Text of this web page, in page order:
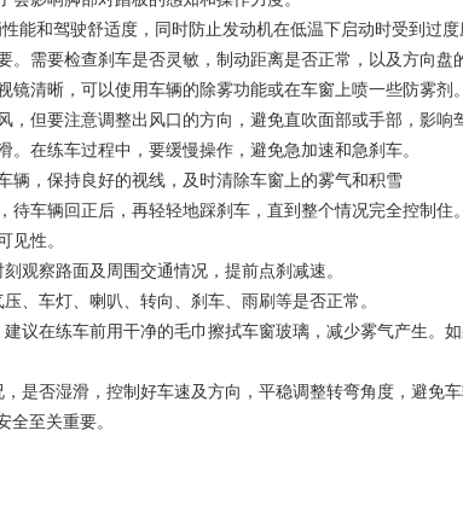
能和驾驶舒适度，同时防止发动机在低温下启动时受到过度
需要检查刹车是否灵敏，制动距离是否正常，以及方向
清晰，可以使用车辆的除雾功能或在车窗上喷一些防雾剂
但要注意调整出风口的方向，避免直吹面部或手部，影响
在练车过程中，要缓慢操作，避免急加速和急刹车。
辆，保持良好的视线，及时清除车窗上的雾气和积雪
车辆回正后，再轻轻地踩刹车，直到整个情况完全控制住
见性。
观察路面及周围交通情况，提前点刹减速。
、车灯、喇叭、转向、刹车、雨刷等是否正常。
议在练车前用干净的毛巾擦拭车窗玻璃，减少雾气产生。
是否湿滑，控制好车速及方向，平稳调整转弯角度，避免
至关重要。